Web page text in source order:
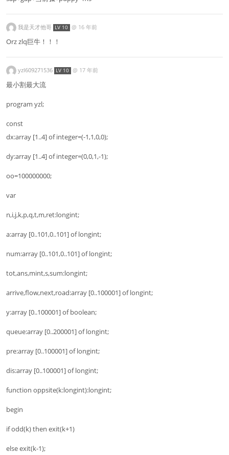
我是天才他哥 LV 10 @ 16 年前
Orz zlq巨牛！！！
yzl609271536 LV 10 @ 17 年前
最小割最大流
program yzl;
const
dx:array [1..4] of integer=(-1,1,0,0);
dy:array [1..4] of integer=(0,0,1,-1);
oo=100000000;
var
n,i,j,k,p,q,t,m,ret:longint;
a:array [0..101,0..101] of longint;
num:array [0..101,0..101] of longint;
tot,ans,mint,s,sum:longint;
arrive,flow,next,road:array [0..100001] of longint;
y:array [0..100001] of boolean;
queue:array [0..200001] of longint;
pre:array [0..100001] of longint;
dis:array [0..100001] of longint;
function oppsite(k:longint):longint;
begin
if odd(k) then exit(k+1)
else exit(k-1);